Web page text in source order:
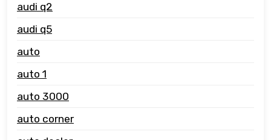
audi q2
audi q5
auto
auto 1
auto 3000
auto corner